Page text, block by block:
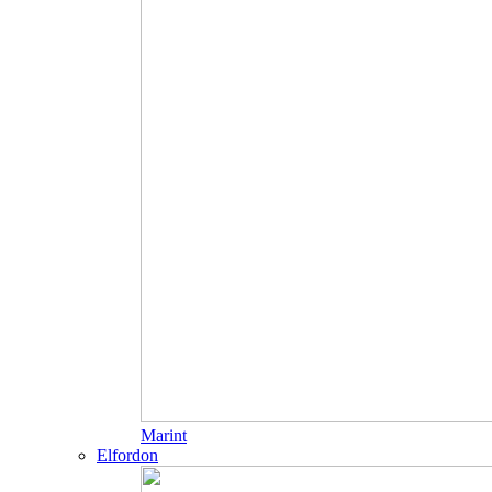
Marint
Elfordon